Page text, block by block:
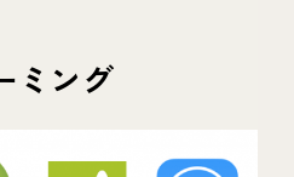
ミング